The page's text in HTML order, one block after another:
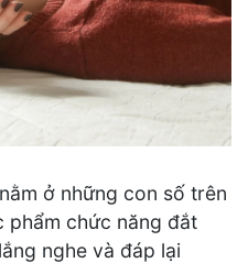
ở những con số trên
phẩm chức năng đắt
nghe và đáp lại